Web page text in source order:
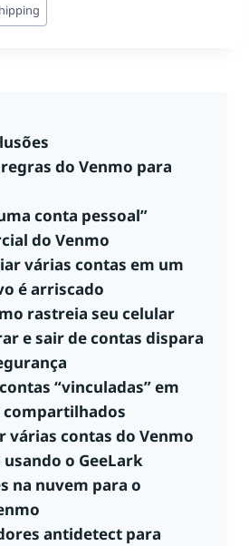
do Venmo para
conta pessoal”
do Venmo
várias contas em um
é arriscado
rastreia seu celular
e sair de contas dispara
“vinculadas” em
várias contas do Venmo
o GeeLark
na nuvem para o
antidetect para